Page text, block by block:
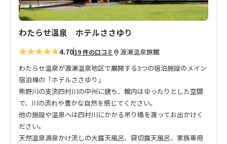
わたらせ温泉 ホテルささゆり
4.7019 件の口コミ 渡瀬温泉旅館
わたらせ温泉が渡瀬温泉地区で展開する3つの宿泊施設のメイン
宿泊棟の「ホテルささゆり」
熊野川の支流四村川の中州に建ち、館内はゆったりとした空間
で、川の流れや豊かな自然を感じてください。
他の施設や温泉へは四村川にかかる吊り橋を渡ってお出かけく
ださい。
天然温泉源泉かけ流しの大露天風呂、貸切露天風呂、家族専用